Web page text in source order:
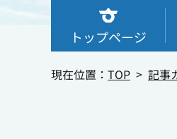
トップページ
現在位置： TOP 記事